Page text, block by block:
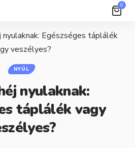
0
nyulaknak: Egészséges táplálék
veszélyes?
NYÚL
nyulaknak:
táplálék vagy